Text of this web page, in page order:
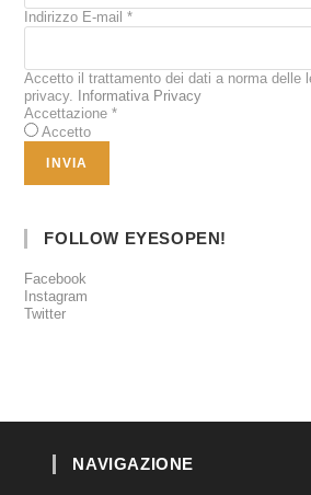
Indirizzo E-mail*
Accetto il trattamento dei dati a norma delle
privacy. Informativa Privacy
Accettazione*
Accetto
FOLLOW EYESOPEN!
Facebook
Instagram
Twitter
NAVIGAZIONE